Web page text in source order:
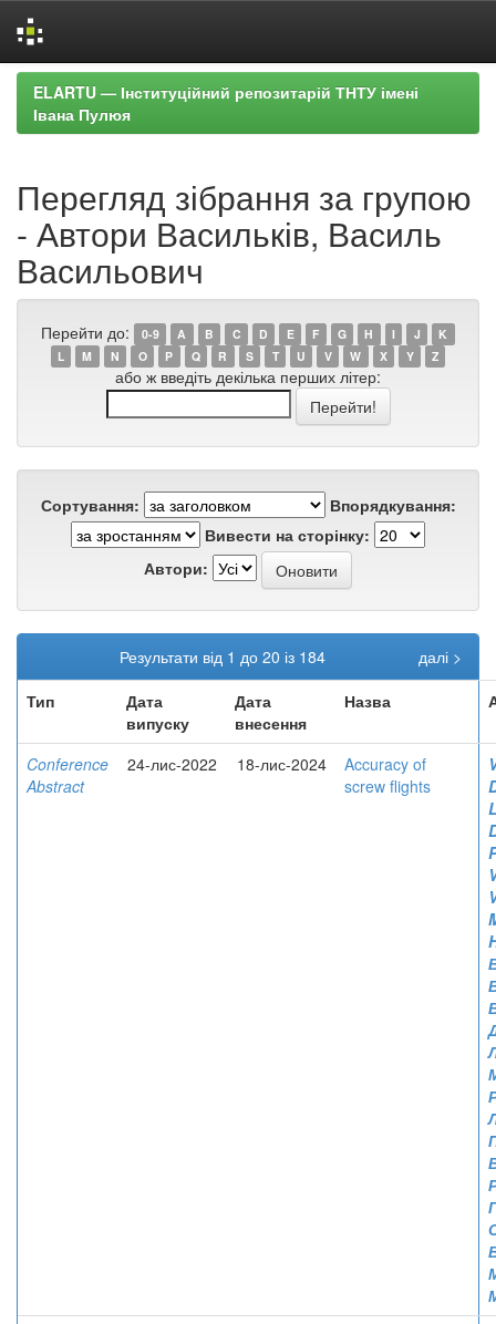
Skip
navigation
ELARTU — Інституційний репозитарій ТНТУ імені
Івана Пулюя
Перегляд зібрання за групою
- Автори Васильків, Василь
Васильович
Перейти до: 0-9 A B C D E F G H I J
K
L
M N O P Q R S T U V W X Y Z
або ж введіть декілька перших літер:
Сортування:
Впорядкування:
Вивести на сторінку:
Автори:
Результати від 1 до 20 із 184
далі >
Тип
Дата
випуску
Дата
внесення
Назва
Conference
Abstract
24-лис-2022 18-лис-2024
Accuracy of
screw flights